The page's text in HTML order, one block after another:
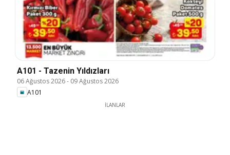
A101 - Tazenin Yıldızları
06 Ağustos 2026- 09 Ağustos 2026
A101
İLANLAR